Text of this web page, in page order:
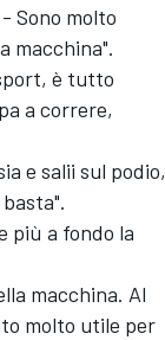
Sono molto
macchina".
è tutto
a correre,
e salii sul podio,
più a fondo la
macchina. Al
molto utile per